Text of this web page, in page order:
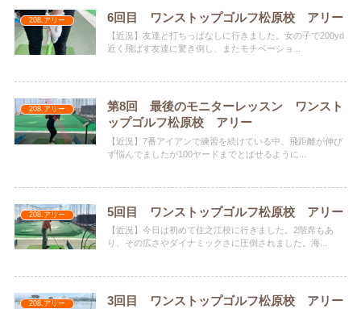
208.アリー 6回目 ワンストップゴルフ松原校 アリー
【近況】友達と打ちっぱなしに行きました。女の子で200yd
近く飛ばす友達に驚き倒し、またモチベーショ...
208.アリー
第8回 最後のモニターレッスン ワンスト
ップゴルフ松原校 アリー
【近況】7番アイアンで練習を続けている中、飛距離が伸び
ず悩んでましたが100ヤードまでとばせるように...
208.アリー 5回目 ワンストップゴルフ松原校 アリー
【近況】今日は初めて住之江校に行きました。2階席もあ
り、その広さやダイナミックさに圧倒されました。海...
208.アリー 3回目 ワンストップゴルフ松原校 アリー